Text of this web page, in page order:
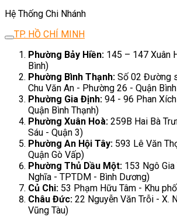
Hệ Thống Chi Nhánh
TP. HỒ CHÍ MINH
Phường Bảy Hiền: 145 – 147 Xuân
Bình)
Phường Bình Thạnh: Số 02 Đường
Chu Văn An - Phường 26 - Quận
Phường Gia Định: 94 - 96 Phan
Quận Bình Thạnh)
Phường Xuân Hoà: 259B Hai Bà
Sáu - Quận 3)
Phường An Hội Tây: 593 Lê Văn
Quận Gò Vấp)
Phường Thủ Dầu Một: 153 Ngô
Nghĩa - TPTDM - Bình Dương)
Củ Chi: 53 Phạm Hữu Tâm - Khu
Châu Đức: 22 Nguyễn Văn Trỗi - X.
Vũng Tàu)